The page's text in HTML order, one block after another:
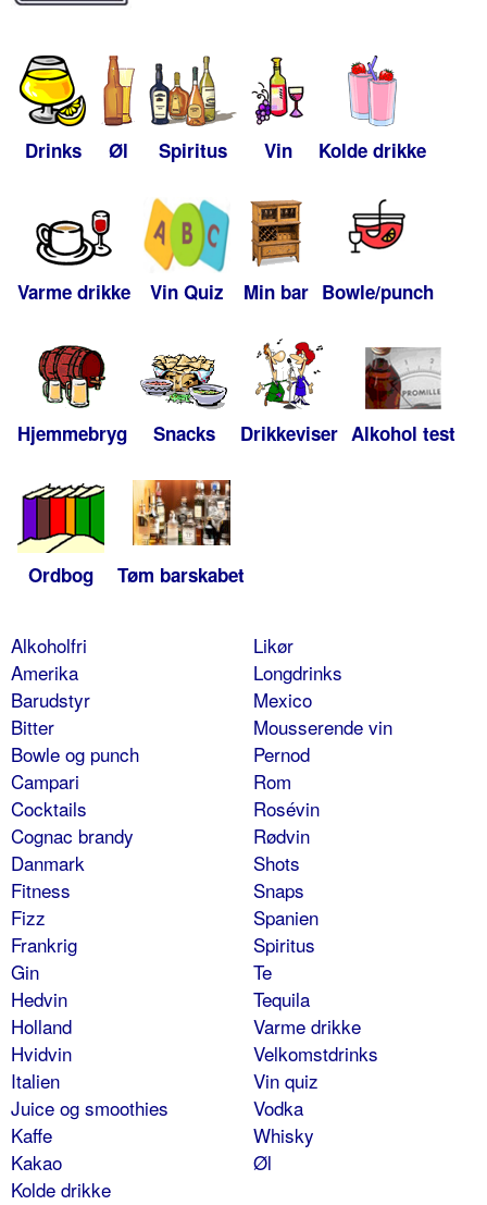
Drinks Øl Spiritus Vin Kolde drikke
Varme drikke Vin Quiz Min bar Bowle/punch
Hjemmebryg Snacks Drikkeviser Alkohol test
Ordbog Tøm barskabet
Alkoholfri
Amerika
Barudstyr
Bitter
Bowle og punch
Campari
Cocktails
Cognac brandy
Danmark
Fitness
Fizz
Frankrig
Gin
Hedvin
Holland
Hvidvin
Italien
Juice og smoothies
Kaffe
Kakao
Kolde drikke
Likør
Longdrinks
Mexico
Mousserende vin
Pernod
Rom
Rosévin
Rødvin
Shots
Snaps
Spanien
Spiritus
Te
Tequila
Varme drikke
Velkomstdrinks
Vin quiz
Vodka
Whisky
Øl